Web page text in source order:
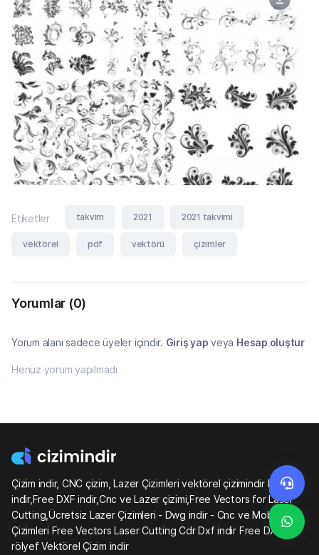
Etiketler takvim 2021 2021 takvimi
vektörel pdf vektörü çizimler
Yorumlar (0)
Yorum alanı sadece üyeler içindir. Giriş yap veya Hesap oluştur
Henüz yorum yapılmadı
Çizim indir, CNC çizim, Lazer Çizimleri vektörel çizimindir Dwg
indir,Free DXF indir,Cnc ve Lazer çizimi,Free Vectors for Laser
Cutting,Ücretsiz Lazer Çizimleri - Dwg indir - Cnc ve Mobilya
Çizimleri Free Vectors Laser Cutting Cdr Dxf indir Free DXF
rölyef Vektörel Çizim indir